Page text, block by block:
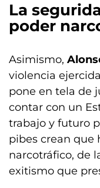
La
poder
Asimismo,
violencia
pone en tela de
contar con un
trabajo y futuro
pibes crean que
narcotráfico, de
exitismo que